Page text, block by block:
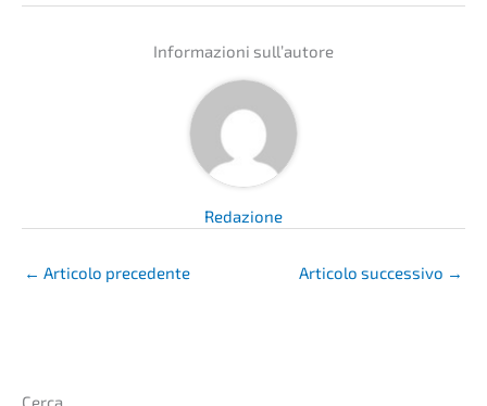
Infor­ma­zio­ni sull’autore
Redazio­ne
← Artico­lo precedente Artico­lo succes­si­vo →
Cerca